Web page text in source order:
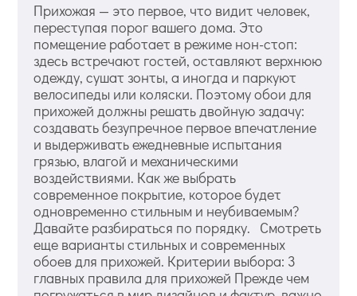
Прихожая — это первое, что видит человек,
переступая порог вашего дома. Это
помещение работает в режиме нон-стоп:
здесь встречают гостей, оставляют верхнюю
одежду, сушат зонты, а иногда и паркуют
велосипеды или коляски. Поэтому обои для
прихожей должны решать двойную задачу:
создавать безупречное первое впечатление
и выдерживать ежедневные испытания
грязью, влагой и механическими
воздействиями. Как же выбрать
современное покрытие, которое будет
одновременно стильным и неубиваемым?
Давайте разбираться по порядку. Смотреть
еще варианты стильных и современных
обоев для прихожей. Критерии выбора: 3
главных правила для прихожей Прежде чем